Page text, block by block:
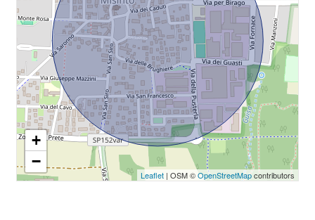
+
−
Leaflet| OSM ©OpenStreetMapcontributors